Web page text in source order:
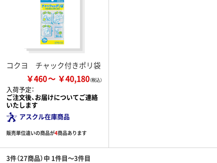
コクヨ チャック付きポリ袋
￥460 ￥40,180
入荷予定：
ご注文後、お届けについてご連絡
いたします
アスクル在庫商品
販売単位違いの商品が4商品あります
3件（27商品）中 1件目～3件目